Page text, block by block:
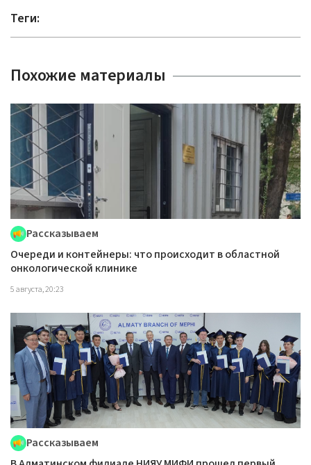
Теги:
Похожие материалы
Рассказываем
Очереди и контейнеры: что происходит в областной
онкологической клинике
5 августа, 20:23
Рассказываем